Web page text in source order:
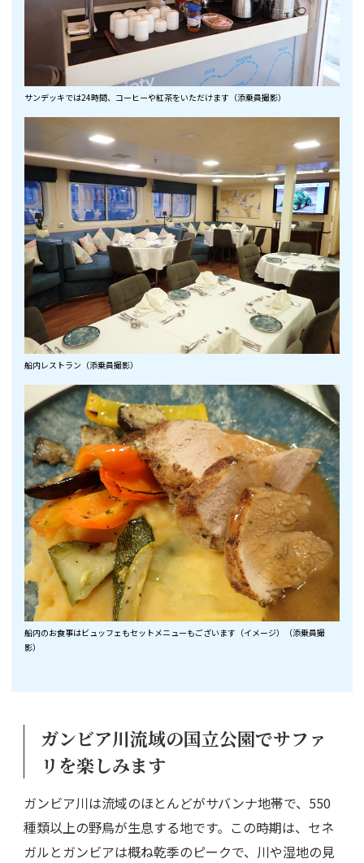
サンデッキでは24時間、コーヒーや紅茶をいただけます（添乗員撮影）
船内レストラン（添乗員撮影）
船内のお食事はビュッフェもセットメニューもございます（イメージ）（添乗員撮
影）
ガンビア川流域の国立公園でサファ
リを楽しみます
ガンビア川は流域のほとんどがサバンナ地帯で、550
種類以上の野鳥が生息する地です。この時期は、セネ
ガルとガンビアは概ね乾季のピークで、川や湿地の見